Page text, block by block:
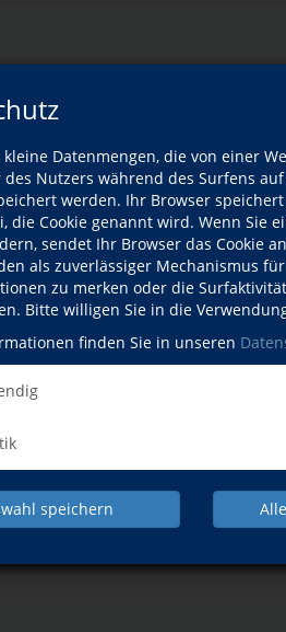
kleine Datenmengen, die von einer
des Nutzers während des Surfens
werden. Ihr Browser
die Cookie genannt wird. Wenn Sie
sendet Ihr Browser das Cookie
als zuverlässiger Mechanismus
zu merken oder die
Bitte willigen Sie in die
finden Sie in unseren
speichern